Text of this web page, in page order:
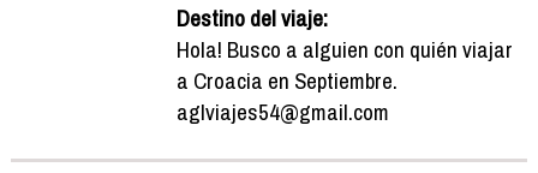
Destino del viaje:
Hola! Busco a alguien con quién viajar
a Croacia en Septiembre.
aglviajes54@gmail.com